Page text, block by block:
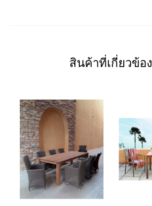
สินค้าที่เกี่ยวข้อง